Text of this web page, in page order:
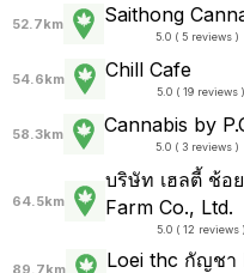
52.7km Saithong
5.0 ( 5 reviews )
54.6km Chill Cafe
5.0 ( 19 reviews )
58.3km Cannabis by
5.0 ( 3 reviews )
64.5km
บริษัท เฮลตี้ ช้อ
Farm Co., Ltd.
5.0 ( 12 reviews )
Loei thc กัญชา